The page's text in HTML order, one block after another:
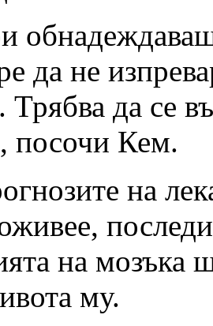
да не
Трябва да се
посочи Кем.
на
на мозъка
му.